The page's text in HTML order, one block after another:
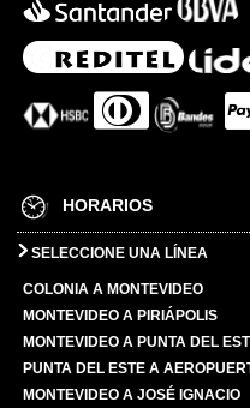
HORARIOS
SELECCIONE UNA LÍNEA
COLONIA A MONTEVIDEO
MONTEVIDEO A PIRIÁPOLIS
MONTEVIDEO A PUNTA DEL
PUNTA DEL ESTE A
MONTEVIDEO A JOSÉ IGNACIO